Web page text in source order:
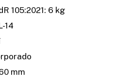
105:2021: 6 kg
14
mm